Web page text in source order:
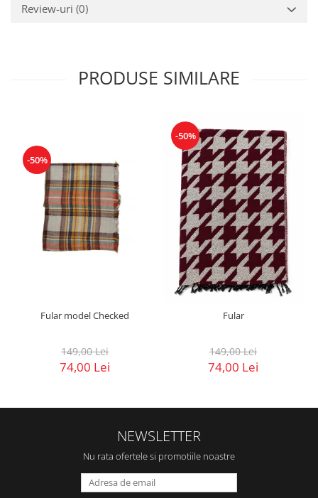
Review-uri (0)
PRODUSE SIMILARE
-50%
Fular model Checked
149,00 Lei
74,00 Lei
-50%
Fular
149,00 Lei
74,00 Lei
NEWSLETTER
Nu rata ofertele si promotiile noastre